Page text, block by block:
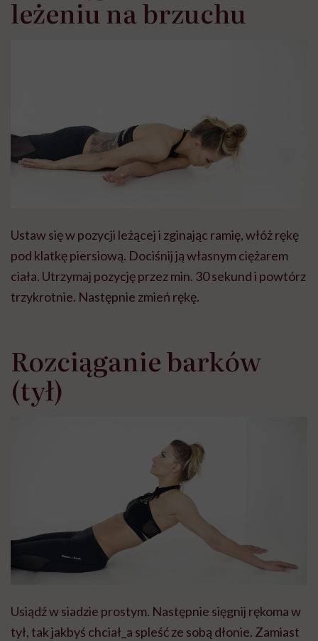
leżeniu na brzuchu
Ustaw się w pozycji leżącej i zginając ramię, włóż rękę
pod klatkę piersiową. Dociśnij ją własnym ciężarem
ciała. Utrzymaj pozycję przez min. 30 sekund i powtórz
trzykrotnie. Następnie zmień rękę.
Rozciąganie barków
(tył)
Usiądź w siadzie prostym. Następnie sięgnij rękoma w
tył, tak jakbyś chciał_a spleść ze sobą dłonie. Zamiast